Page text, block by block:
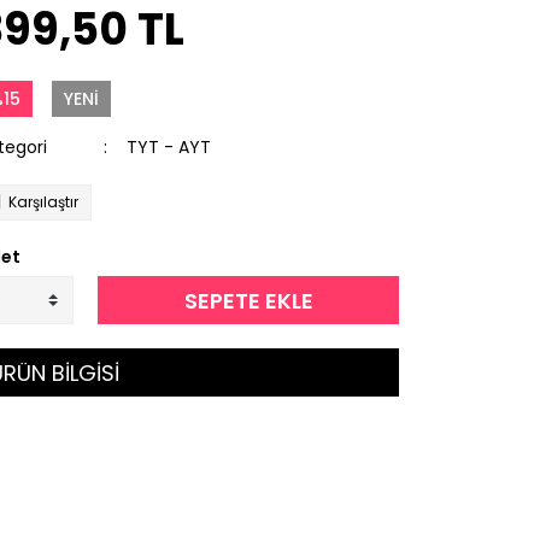
TL
YENİ
TYT - AYT
Karşılaştır
SEPETE EKLE
BİLGİSİ